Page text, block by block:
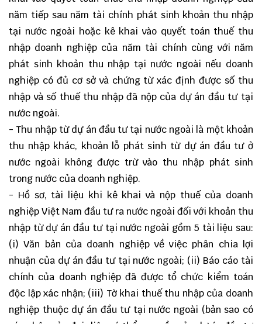
năm tiếp sau năm tài chính phát sinh khoản thu nhập
tại nước ngoài hoặc kê khai vào quyết toán thuế thu
nhập doanh nghiệp của năm tài chính cùng với năm
phát sinh khoản thu nhập tại nước ngoài nếu doanh
nghiệp có đủ cơ sở và chứng từ xác định được số thu
nhập và số thuế thu nhập đã nộp của dự án đầu tư tại
nước ngoài.
- Thu nhập từ dự án đầu tư tại nước ngoài là một khoản
thu nhập khác, khoản lỗ phát sinh từ dự án đầu tư ở
nước ngoài không được trừ vào thu nhập phát sinh
trong nước của doanh nghiệp.
- Hồ sơ, tài liệu khi kê khai và nộp thuế của doanh
nghiệp Việt Nam đầu tư ra nước ngoài đối với khoản thu
nhập từ dự án đầu tư tại nước ngoài gồm 5 tài liệu sau:
(i) Văn bản của doanh nghiệp về việc phân chia lợi
nhuận của dự án đầu tư tại nước ngoài; (ii) Báo cáo tài
chính của doanh nghiệp đã được tổ chức kiểm toán
độc lập xác nhận; (iii) Tờ khai thuế thu nhập của doanh
nghiệp thuộc dự án đầu tư tại nước ngoài (bản sao có